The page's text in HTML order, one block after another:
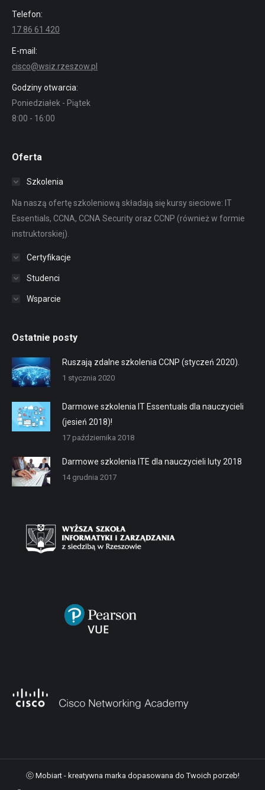
Telefon:
17 86 61 420
E-mail:
cisco@wsiz.rzeszow.pl
Godziny otwarcia:
Poniedziałek - Piątek
8:00 - 16:00
Oferta
Szkolenia
Na naszą ofertę szkoleniową składają się kursy sieciowe: IT
Essentials, CCNA, CCNA Security oraz CCNP (również w formie
instruktorskiej).
Certyfikacje
Studenci
Wsparcie
Ostatnie posty
Ruszają zdalne szkolenia CCNP (styczeń 2020).
1 stycznia 2020
Darmowe szkolenia IT Essentuals dla nauczycieli
(jesień 2018)!
17 października 2018
Darmowe szkolenia ITE dla nauczycieli luty 2018
14 grudnia 2017
ⓒ Mobiart - kreatywna marka dopasowana do Twoich porzeb!